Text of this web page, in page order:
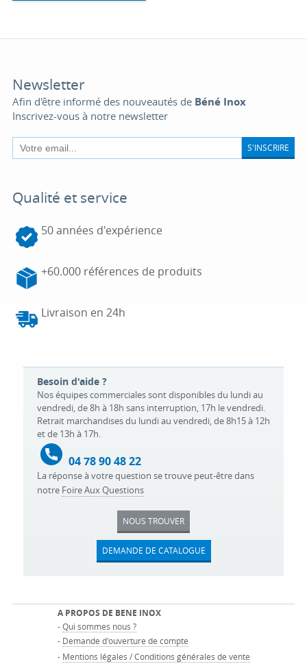
Newsletter
Afin d'être informé des nouveautés de Béné Inox
Inscrivez-vous à notre newsletter
S'INSCRIRE
Qualité et service
50 années d'expérience
+60.000 références de produits
Livraison en 24h
Besoin d'aide ?
Nos équipes commerciales sont disponibles du lundi au
vendredi, de 8h à 18h sans interruption, 17h le vendredi.
Retrait marchandises du lundi au vendredi, de 8h15 à 12h
et de 13h à 17h.
04 78 90 48 22
La réponse à votre question se trouve peut-être dans
notre Foire Aux Questions
NOUS TROUVER
DEMANDE DE CATALOGUE
A PROPOS DE BENE INOX
-Qui sommes nous ?
- Demande d'ouverture de compte
- Mentions légales / Conditions générales de vente